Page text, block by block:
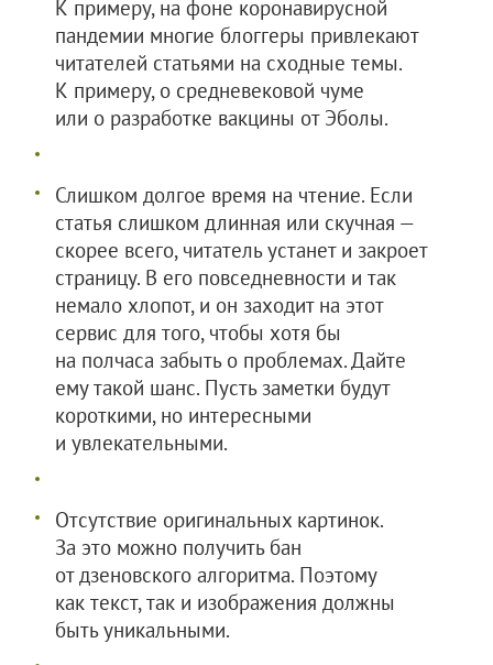
К примеру, на фоне коронавирусной
пандемии многие блоггеры привлекают
читателей статьями на сходные темы.
К примеру, о средневековой чуме
или о разработке вакцины от Эболы.
Слишком долгое время на чтение. Если
статья слишком длинная или скучная —
скорее всего, читатель устанет и закроет
страницу. В его повседневности и так
немало хлопот, и он заходит на этот
сервис для того, чтобы хотя бы
на полчаса забыть о проблемах. Дайте
ему такой шанс. Пусть заметки будут
короткими, но интересными
и увлекательными.
Отсутствие оригинальных картинок.
За это можно получить бан
от дзеновского алгоритма. Поэтому
как текст, так и изображения должны
быть уникальными.